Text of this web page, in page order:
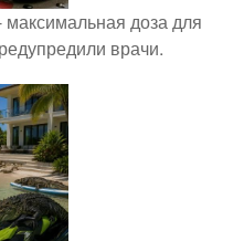
доза для
врачи.